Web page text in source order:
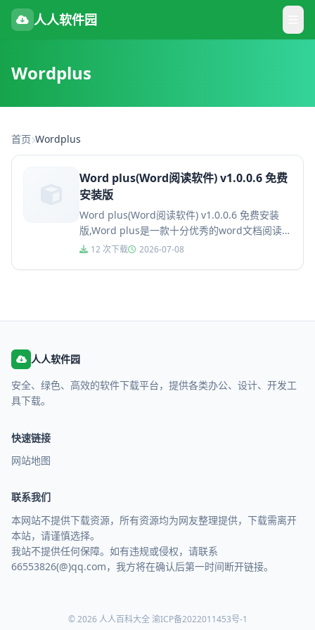
人人软件园
Wordplus
首页 Wordplus
Word plus(Word阅读软件) v1.0.0.6 免费
安装版
Word plus(Word阅读软件) v1.0.0.6 免费安装
版,Word plus是一款十分优秀的word文档阅读软
件，这款软件由吾爱论坛大神开发制...
12 次下载 2026-07-08
人人软件园
安全、绿色、高效的软件下载平台，提供各类办公、设计、开发工
具下载。
快速链接
网站地图
联系我们
本网站不提供下载资源，所有资源均为网友整理提供，下载需离开
本站，请谨慎选择。
我站不提供任何保障。如有违规或侵权，请联系
66553826(@)qq.com，我方将在确认后第一时间断开链接。
© 2026 人人百科大全渝ICP备2022011453号-1